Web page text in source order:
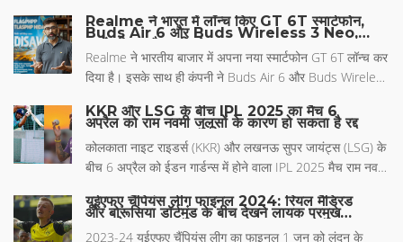
सवाल बाकी हैं, फ्यूल स्विच कटऑफ की असली वजह रहस्य में।
Realme ने भारत में लॉन्च किए GT 6T स्मार्टफोन,
Buds Air 6 और Buds Wireless 3 Neo,
Realme ने भारतीय बाजार में अपना नया स्मार्टफोन GT 6T लॉन्च कर
दिया है। इसके साथ ही कंपनी ने Buds Air 6 और Buds Wireless
AMOLED डिस्प्ले, 5,500mAh बैटरी और 120W फास्ट चार्जिंग के
साथ आता है।
KKR और LSG के बीच IPL 2025 का मैच 6
अप्रैल को राम नवमी जुलूसों के कारण हो सकता है रद्द
कोलकाता नाइट राइडर्स (KKR) और लखनऊ सुपर जायंट्स (LSG) के
बीच 6 अप्रैल को ईडन गार्डन्स में होने वाला IPL 2025 मैच राम नवमी
20,000 से अधिक जुलूसों के चलते पुलिस संसाधनों पर दबाव बढ़ेगा,
जिससे 65,000 दर्शकों की भीड़ को संभालना संभव नहीं होगा। इस बारे
यूईएफए चैंपियंस लीग फाइनल 2024: रियल मैड्रिड
और बोरूसिया डॉर्टमुंड के बीच देखने लायक प्रमुख
2023-24 यूईएफए चैंपियंस लीग का फाइनल 1 जून को लंदन के